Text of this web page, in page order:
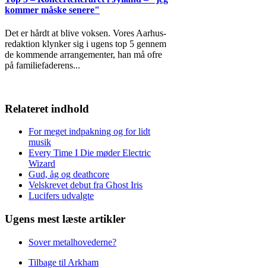
kommer måske senere"
Det er hårdt at blive voksen. Vores Aarhus-
redaktion klynker sig i ugens top 5 gennem
de kommende arrangementer, han må ofre
på familiefaderens...
Relateret indhold
For meget indpakning og for lidt
musik
Every Time I Die møder Electric
Wizard
Gud, åg og deathcore
Velskrevet debut fra Ghost Iris
Lucifers udvalgte
Ugens mest læste artikler
Sover metalhovederne?
Tilbage til Arkham